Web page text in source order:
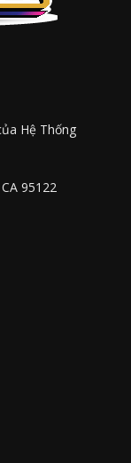
Hệ Thống
95122